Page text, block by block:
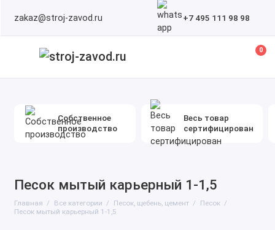
zakaz@stroj-zavod.ru +7 495 111 98 98
0
Собственное
производство
Весь товар
сертифицирован
Песок мытый карьерный 1-1,5
Главная Все категории Песок, щебень, цемент
Песок
Песок мытый карьерный 1-1,5